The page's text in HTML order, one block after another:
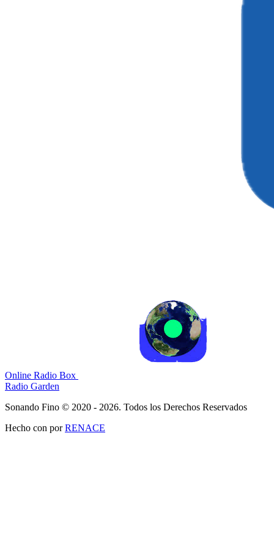
Online Radio Box
Radio Garden
Sonando Fino © 2020 - 2026. Todos los Derechos Reservados
Hecho con porRENACE